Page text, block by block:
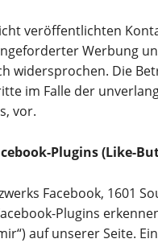
veröffentlichten
Werbung
widersprochen. Die
im Falle der
vor.
Plugins (Like-
Facebook, 1601
Plugins
auf unserer Seite.